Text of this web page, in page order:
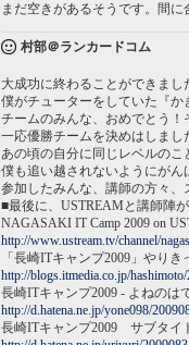
まだ空きがあるそうです。間に
村部＠ランカードコム
大成功に終わることができまし
僕がチューターをしていた『か
チームのみんな、おめでとう！
一応優勝チームを決めはしまし
あの頃の自分に同じレベルのこ
僕も追い越されないようにがん
参加したみんな、講師の方々、
■最後に、USTREAMと講師陣
NAGASAKI IT Camp 2009 on
http://www.ustream.tv/channel/
「長崎ITキャンプ2009」やり
http://blogs.itmedia.co.jp/
長崎ITキャンプ2009 - よねのは
http://d.hatena.ne.jp/yone098/
長崎ITキャンプ2009 サブタイ